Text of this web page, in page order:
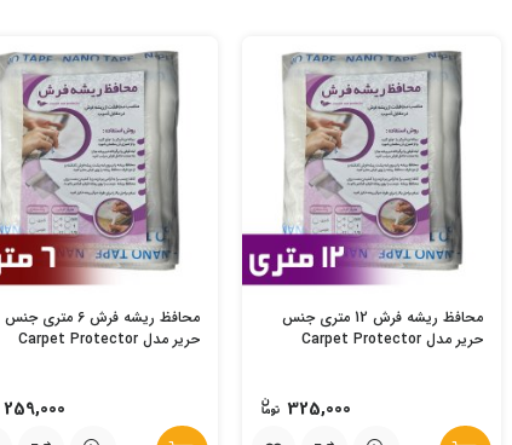
محافظ ریشه فرش 12 متری جنس
حریر مدل Carpet Protector
325,000
محافظ ریشه فرش 6 متری جنس
حریر مدل Carpet Protector
259,000